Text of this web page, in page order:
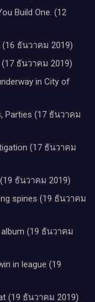
Build One. (12
(16 ธันวาคม 2019)
(17 ธันวาคม 2019)
in City of
Parties (17 ธันวาคม
(17 ธันวาคม
ธันวาคม 2019)
spines (19 ธันวาคม
album (19 ธันวาคม
in league (19
(19 ธันวาคม 2019)